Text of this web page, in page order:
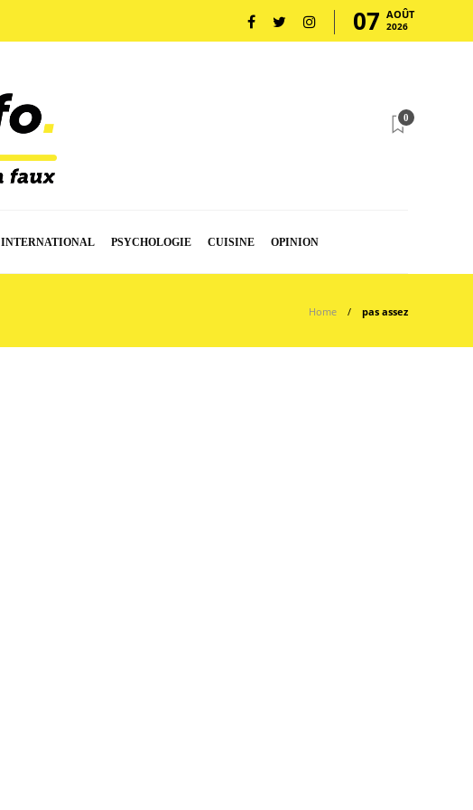
07 AOÛT
2026
0
INTERNATIONAL PSYCHOLOGIE CUISINE OPINION
Home pas assez